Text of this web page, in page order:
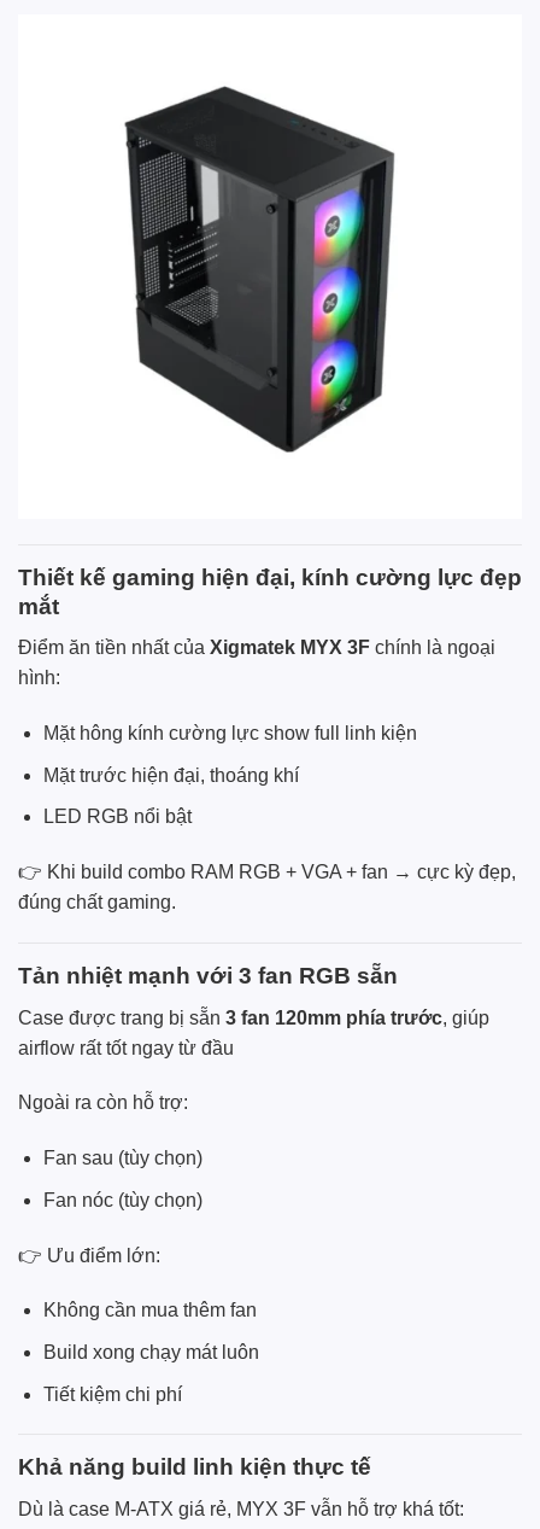
Thiết kế gaming hiện đại, kính cường lực đẹp
mắt
Điểm ăn tiền nhất của Xigmatek MYX 3F chính là ngoại
hình:
Mặt hông kính cường lực show full linh kiện
Mặt trước hiện đại, thoáng khí
LED RGB nổi bật
👉 Khi build combo RAM RGB + VGA + fan → cực kỳ đẹp,
đúng chất gaming.
Tản nhiệt mạnh với 3 fan RGB sẵn
Case được trang bị sẵn 3 fan 120mm phía trước, giúp
airflow rất tốt ngay từ đầu
Ngoài ra còn hỗ trợ:
Fan sau (tùy chọn)
Fan nóc (tùy chọn)
👉 Ưu điểm lớn:
Không cần mua thêm fan
Build xong chạy mát luôn
Tiết kiệm chi phí
Khả năng build linh kiện thực tế
Dù là case M-ATX giá rẻ, MYX 3F vẫn hỗ trợ khá tốt: